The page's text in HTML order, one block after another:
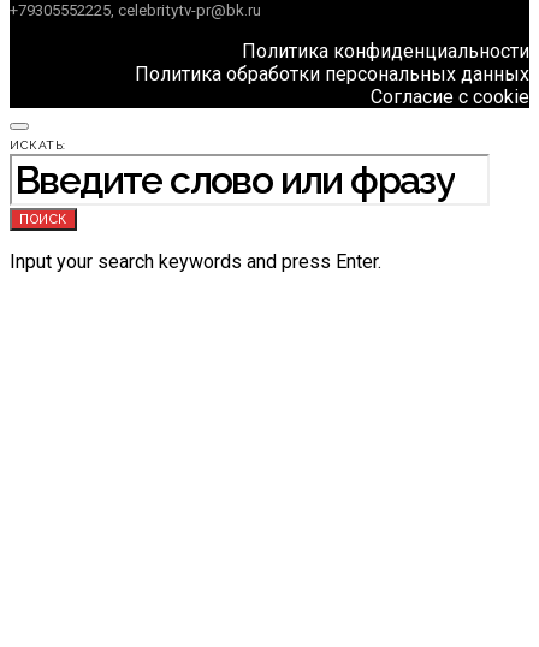
+79305552225, celebritytv-pr@bk.ru
Политика конфиденциальности
Политика обработки персональных данных
Согласие с cookie
ИСКАТЬ:
ПОИСК
Input your search keywords and press Enter.